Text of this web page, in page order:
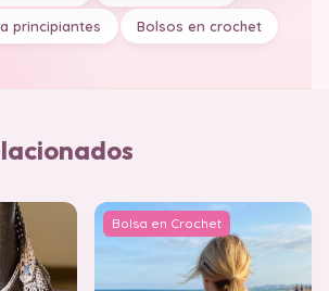
principiantes Bolsos en crochet
Bolsa en Crochet